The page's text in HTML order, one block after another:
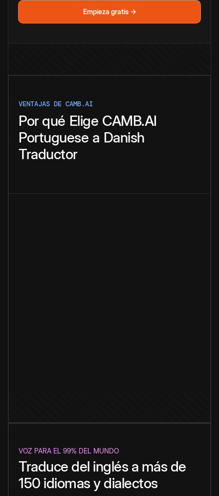
Empieza gratis →
VENTAJAS DE CAMB.AI
Por qué Elige CAMB.AI
Portuguese a Danish
Traductor
VOZ PARA EL 99% DEL MUNDO
Traduce del inglés a más de
150 idiomas y dialectos